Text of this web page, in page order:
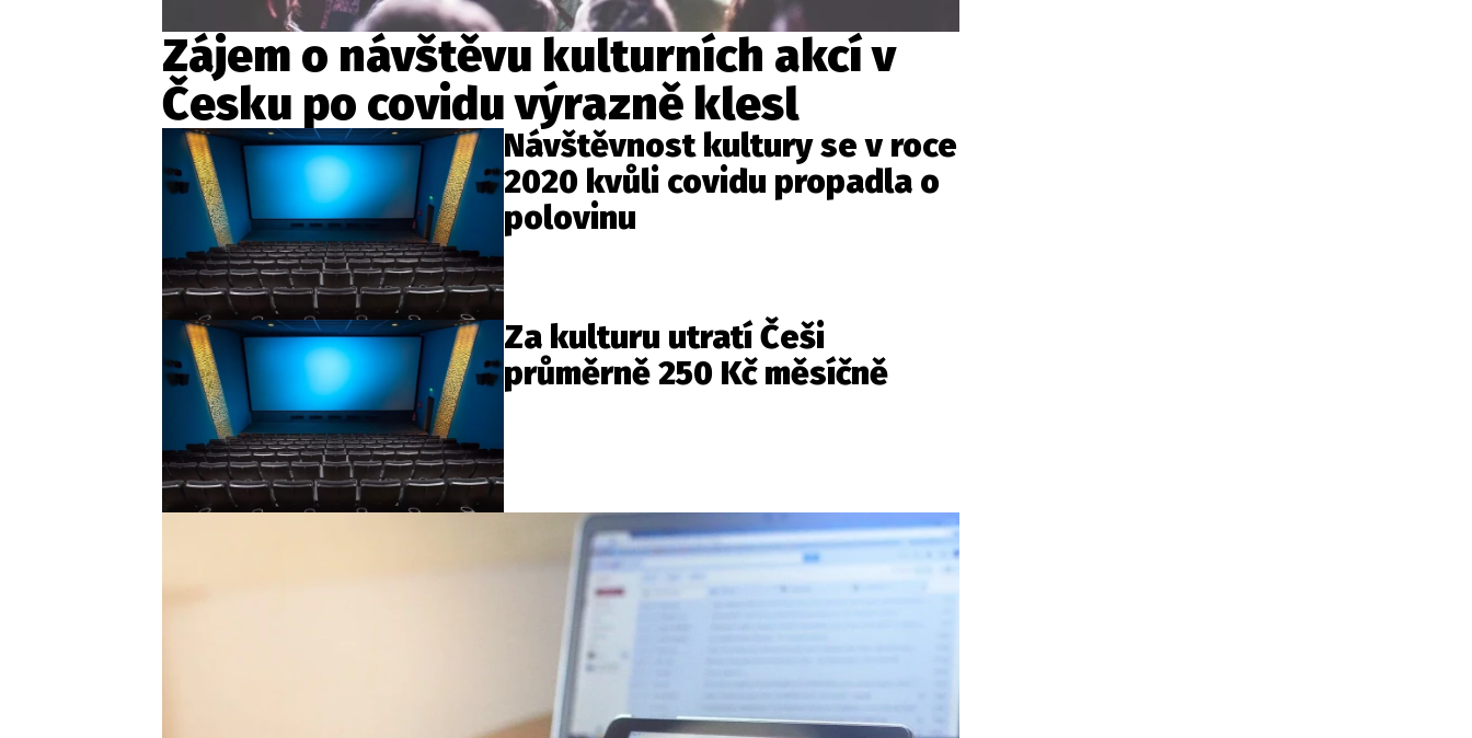
Zájem o návštěvu kulturních akcí v
Česku po covidu výrazně klesl
Návštěvnost kultury se v roce
2020 kvůli covidu propadla o
polovinu
Za kulturu utratí Češi
průměrně 250 Kč měsíčně